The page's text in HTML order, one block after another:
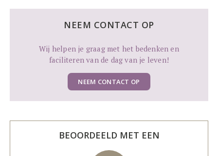
NEEM CONTACT OP
Wij helpen je graag met het bedenken en
faciliteren van de dag van je leven!
NEEM CONTACT OP
BEOORDEELD MET EEN